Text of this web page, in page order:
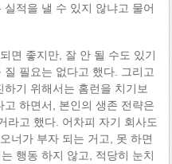
적을 낼 수 있지 않냐고 물어
면 좋지만, 잘 안 될 수도 있기
필요는 없다고 했다. 그리고
기 위해서는 홈런을 치기보
하면서, 본인의 생존 전략은
라고 했다. 어차피 자기 회사도
너가 부자 되는 거고, 못 하면
행동 하지 않고, 적당히 눈치